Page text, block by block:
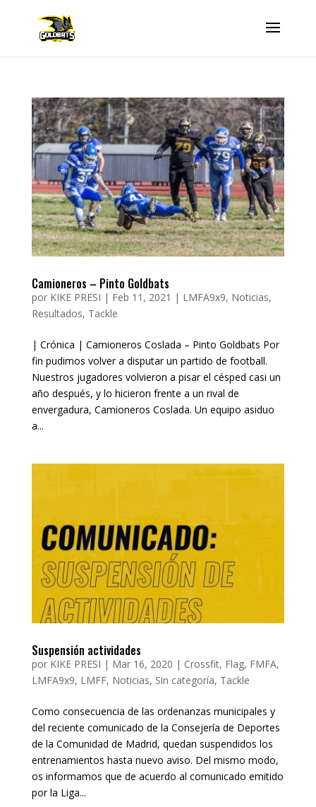
Camioneros – Pinto Goldbats
por KIKE PRESI | Feb 11, 2021 | LMFA9x9, Noticias,
Resultados, Tackle
| Crónica | Camioneros Coslada – Pinto Goldbats Por
fin pudimos volver a disputar un partido de football.
Nuestros jugadores volvieron a pisar el césped casi un
año después, y lo hicieron frente a un rival de
envergadura, Camioneros Coslada. Un equipo asiduo
a...
Suspensión actividades
por KIKE PRESI | Mar 16, 2020 | Crossfit, Flag, FMFA,
LMFA9x9, LMFF, Noticias, Sin categoría, Tackle
Como consecuencia de las ordenanzas municipales y
del reciente comunicado de la Consejería de Deportes
de la Comunidad de Madrid, quedan suspendidos los
entrenamientos hasta nuevo aviso. Del mismo modo,
os informamos que de acuerdo al comunicado emitido
por la Liga...